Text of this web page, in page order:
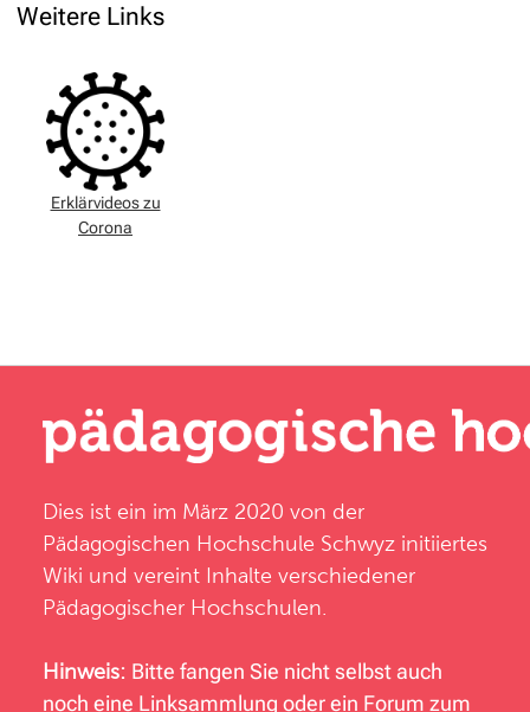
Weitere Links
Erklärvideos zu
Corona
Dies ist ein im März 2020 von der
Pädagogischen Hochschule Schwyz initiiertes
Wiki und vereint Inhalte verschiedener
Pädagogischer Hochschulen.
Hinweis: Bitte fangen Sie nicht selbst auch
noch eine Linksammlung oder ein Forum zum